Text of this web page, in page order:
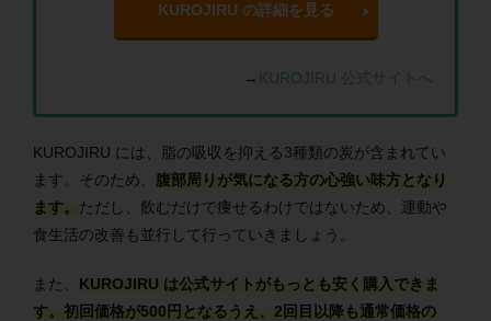
KUROJIRU の詳細を見る
→ KUROJIRU 公式サイトへ
KUROJIRU には、脂の吸収を抑える3種類の炭が含まれてい
ます。そのため、
腹部周りが気になる方の心強い味方となり
ます。 ただし、飲むだけで痩せるわけではないため、運動や
食生活の改善も並行して行っていきましょう。
また、 KUROJIRU は公式サイトがもっとも安く購入できま
す。初回価格が500円となるうえ、2回目以降も通常価格の